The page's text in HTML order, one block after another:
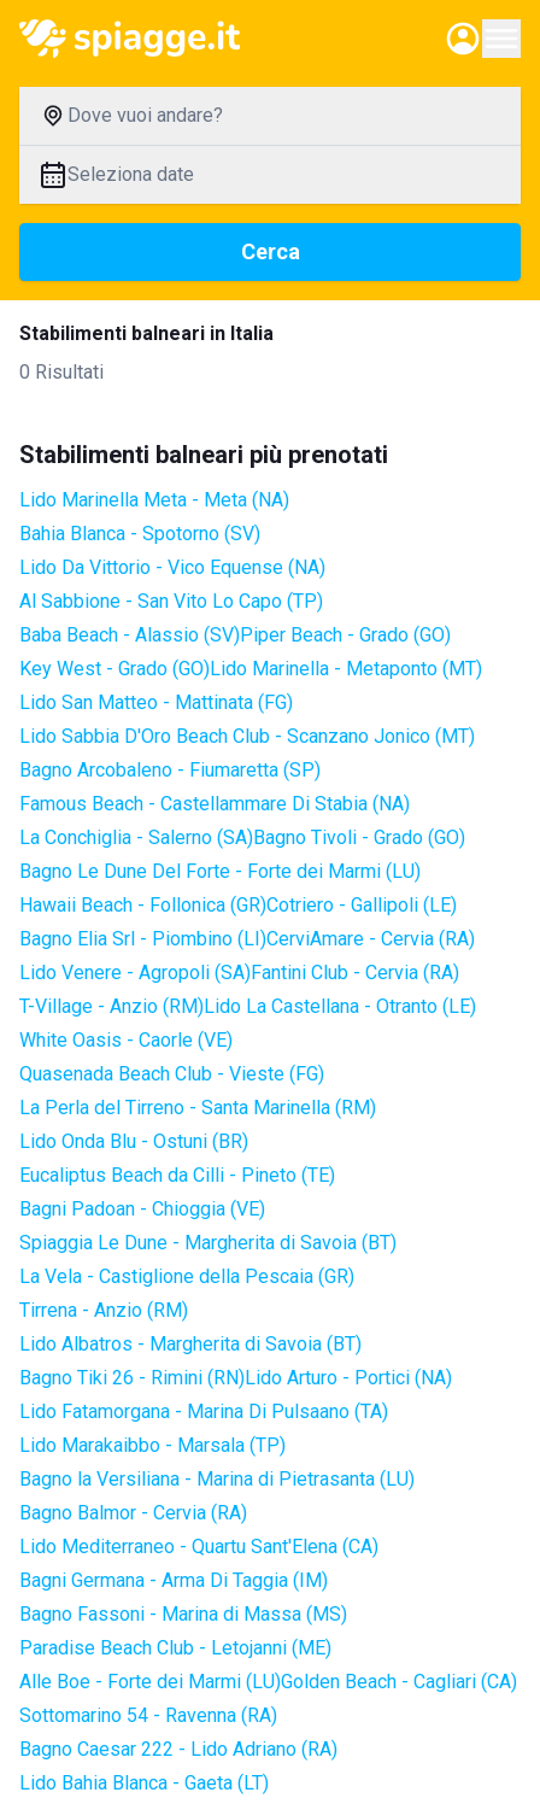
Dove vuoi andare?
Seleziona date
Cerca
Stabilimenti balneari in Italia
0 Risultati
Stabilimenti balneari più prenotati
Lido Marinella Meta - Meta (NA)
Bahia Blanca - Spotorno (SV)
Lido Da Vittorio - Vico Equense (NA)
Al Sabbione - San Vito Lo Capo (TP)
Baba Beach - Alassio (SV)Piper Beach - Grado (GO)
Key West - Grado (GO)Lido Marinella - Metaponto (MT)
Lido San Matteo - Mattinata (FG)
Lido Sabbia D'Oro Beach Club - Scanzano Jonico (MT)
Bagno Arcobaleno - Fiumaretta (SP)
Famous Beach - Castellammare Di Stabia (NA)
La Conchiglia - Salerno (SA)Bagno Tivoli - Grado (GO)
Bagno Le Dune Del Forte - Forte dei Marmi (LU)
Hawaii Beach - Follonica (GR)Cotriero - Gallipoli (LE)
Bagno Elia Srl - Piombino (LI)CerviAmare - Cervia (RA)
Lido Venere - Agropoli (SA)Fantini Club - Cervia (RA)
T-Village - Anzio (RM)Lido La Castellana - Otranto (LE)
White Oasis - Caorle (VE)
Quasenada Beach Club - Vieste (FG)
La Perla del Tirreno - Santa Marinella (RM)
Lido Onda Blu - Ostuni (BR)
Eucaliptus Beach da Cilli - Pineto (TE)
Bagni Padoan - Chioggia (VE)
Spiaggia Le Dune - Margherita di Savoia (BT)
La Vela - Castiglione della Pescaia (GR)
Tirrena - Anzio (RM)
Lido Albatros - Margherita di Savoia (BT)
Bagno Tiki 26 - Rimini (RN)Lido Arturo - Portici (NA)
Lido Fatamorgana - Marina Di Pulsaano (TA)
Lido Marakaibbo - Marsala (TP)
Bagno la Versiliana - Marina di Pietrasanta (LU)
Bagno Balmor - Cervia (RA)
Lido Mediterraneo - Quartu Sant'Elena (CA)
Bagni Germana - Arma Di Taggia (IM)
Bagno Fassoni - Marina di Massa (MS)
Paradise Beach Club - Letojanni (ME)
Alle Boe - Forte dei Marmi (LU)Golden Beach - Cagliari (CA)
Sottomarino 54 - Ravenna (RA)
Bagno Caesar 222 - Lido Adriano (RA)
Lido Bahia Blanca - Gaeta (LT)